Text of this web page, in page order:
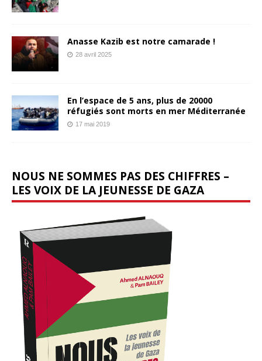
Anasse Kazib est notre camarade !
28 avril 2025
En l’espace de 5 ans, plus de 20000
réfugiés sont morts en mer Méditerranée
17 mai 2019
NOUS NE SOMMES PAS DES CHIFFRES –
LES VOIX DE LA JEUNESSE DE GAZA